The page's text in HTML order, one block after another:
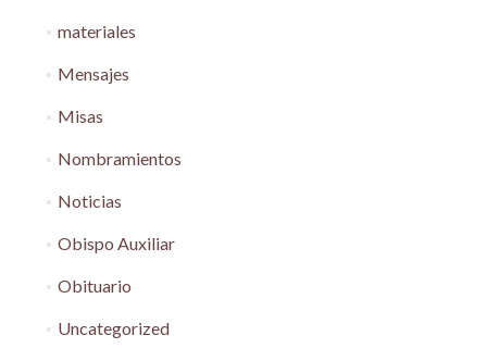
materiales
Mensajes
Misas
Nombramientos
Noticias
Obispo Auxiliar
Obituario
Uncategorized